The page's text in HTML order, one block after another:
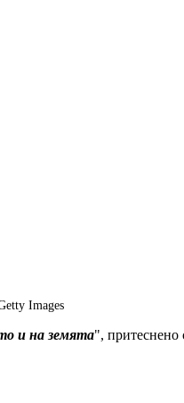
Images
и на земята", притеснено